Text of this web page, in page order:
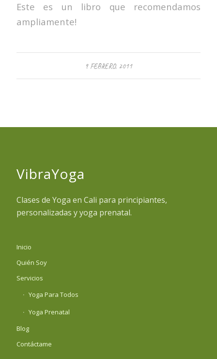
Este es un libro que recomendamos
ampliamente!
9 FEBRERO, 2011
VibraYoga
Clases de Yoga en Cali para principiantes,
personalizadas y yoga prenatal.
Inicio
Quién Soy
Servicios
Yoga Para Todos
Yoga Prenatal
Blog
Contáctame